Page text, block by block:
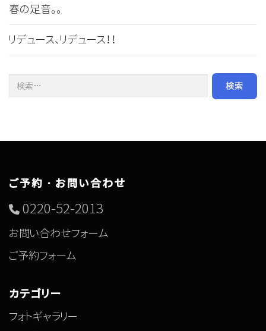
春の足音。。
リデュース、リデュース！！
ご予約・お問い合わせ
0220-52-2013
お問い合わせフォーム
ご予約フォーム
カテゴリー
フォトギャラリー